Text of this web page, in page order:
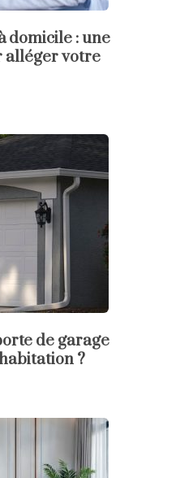
domicile : une
alléger votre
de garage
?